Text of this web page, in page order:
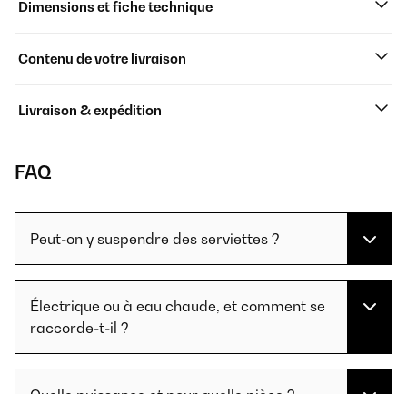
Dimensions et fiche technique
Contenu de votre livraison
Livraison & expédition
FAQ
Peut-on y suspendre des serviettes ?
Électrique ou à eau chaude, et comment se
raccorde-t-il ?